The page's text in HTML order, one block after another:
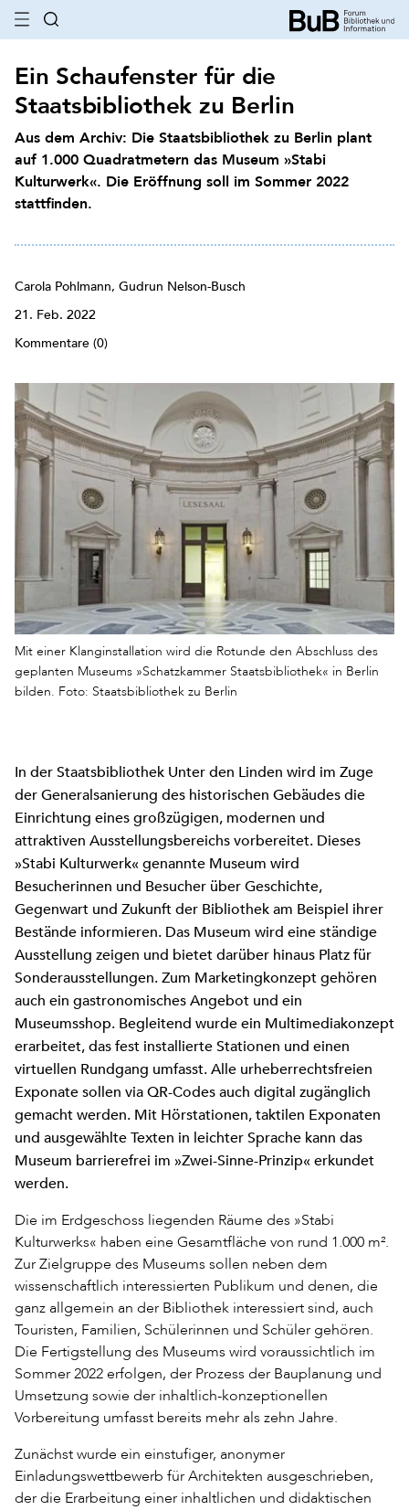
Ein Schaufenster für die
Staatsbibliothek zu Berlin
Aus dem Archiv: Die Staatsbibliothek zu Berlin plant
auf 1.000 Quadratmetern das Museum »Stabi
Kulturwerk«. Die Eröffnung soll im Sommer 2022
stattfinden.
Carola Pohlmann, Gudrun Nelson-Busch
21. Feb. 2022
Kommentare (0)
Mit einer Klanginstallation wird die Rotunde den Abschluss des
geplanten Museums »Schatzkammer Staatsbibliothek« in Berlin
bilden. Foto: Staatsbibliothek zu Berlin
In der Staatsbibliothek Unter den Linden wird im Zuge
der Generalsanierung des historischen Gebäudes die
Einrichtung eines großzügigen, modernen und
attraktiven Ausstellungsbereichs vorbereitet. Dieses
»Stabi Kulturwerk« genannte Museum wird
Besucherinnen und Besucher über Geschichte,
Gegenwart und Zukunft der Bibliothek am Beispiel ihrer
Bestände informieren. Das Museum wird eine ständige
Ausstellung zeigen und bietet darüber hinaus Platz für
Sonderausstellungen. Zum Marketingkonzept gehören
auch ein gastronomisches Angebot und ein
Museumsshop. Begleitend wurde ein Multimediakonzept
erarbeitet, das fest installierte Stationen und einen
virtuellen Rundgang umfasst. Alle urheberrechtsfreien
Exponate sollen via QR-Codes auch digital zugänglich
gemacht werden. Mit Hörstationen, taktilen Exponaten
und ausgewählte Texten in leichter Sprache kann das
Museum barrierefrei im »Zwei-Sinne-Prinzip« erkundet
werden.
Die im Erdgeschoss liegenden Räume des »Stabi
Kulturwerks« haben eine Gesamtfläche von rund 1.000 m².
Zur Zielgruppe des Museums sollen neben dem
wissenschaftlich interessierten Publikum und denen, die
ganz allgemein an der Bibliothek interessiert sind, auch
Touristen, Familien, Schülerinnen und Schüler gehören.
Die Fertigstellung des Museums wird voraussichtlich im
Sommer 2022 erfolgen, der Prozess der Bauplanung und
Umsetzung sowie der inhaltlich-konzeptionellen
Vorbereitung umfasst bereits mehr als zehn Jahre.
Zunächst wurde ein einstufiger, anonymer
Einladungswettbewerb für Architekten ausgeschrieben,
der die Erarbeitung einer inhaltlichen und didaktischen